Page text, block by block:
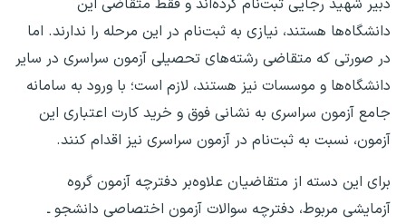
دانشگاه‌ها هستند، نیازی به ثبت‌نام در این مرحله را ندارند. اما
در صورتی که متقاضی رشته‌های تحصیلی آزمون سراسری در سایر
دانشگاه‌ها و موسسات نیز هستند، لازم است؛ با ورود به سامانه
جامع آزمون سراسری به نشانی فوق و خرید کارت اعتباری این
آزمون، نسبت به ثبت‌نام در آزمون سراسری نیز اقدام کنند.
برای این دسته از متقاضیان علاوه‌بر دفترچه آزمون گروه
آزمایشی مربوط، دفترچه سوالات آزمون اختصاصی دانشجو ـ